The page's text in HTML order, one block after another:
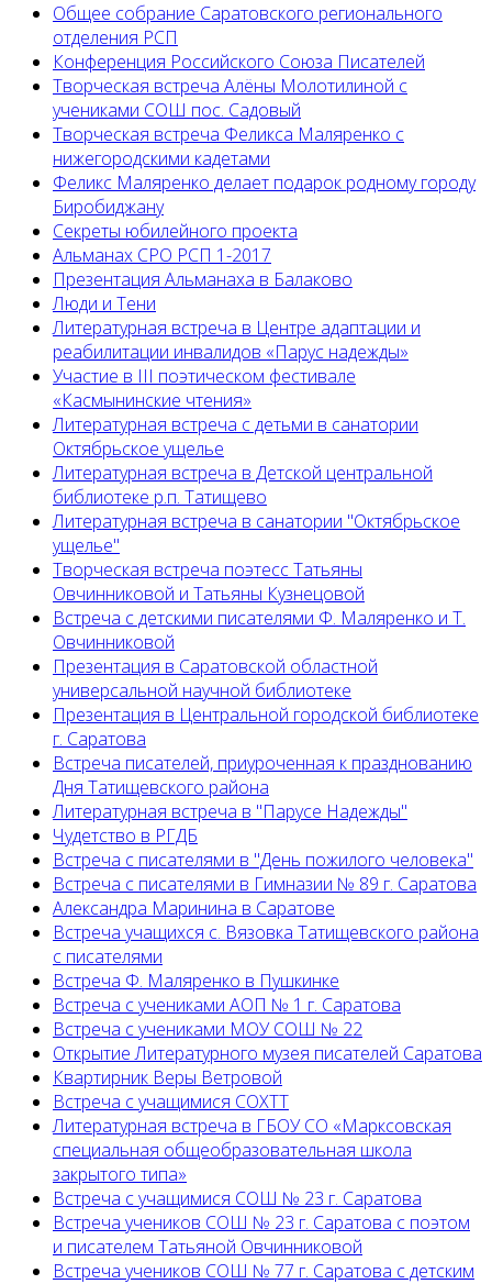
Общее собрание Саратовского регионального
отделения РСП
Конференция Российского Союза Писателей
Творческая встреча Алёны Молотилиной с
учениками СОШ пос. Садовый
Творческая встреча Феликса Маляренко с
нижегородскими кадетами
Феликс Маляренко делает подарок родному городу
Биробиджану
Секреты юбилейного проекта
Альманах СРО РСП 1-2017
Презентация Альманаха в Балаково
Люди и Тени
Литературная встреча в Центре адаптации и
реабилитации инвалидов «Парус надежды»
Участие в III поэтическом фестивале
«Касмынинские чтения»
Литературная встреча с детьми в санатории
Октябрьское ущелье
Литературная встреча в Детской центральной
библиотеке р.п. Татищево
Литературная встреча в санатории "Октябрьское
ущелье"
Творческая встреча поэтесс Татьяны
Овчинниковой и Татьяны Кузнецовой
Встреча с детскими писателями Ф. Маляренко и Т.
Овчинниковой
Презентация в Саратовской областной
универсальной научной библиотеке
Презентация в Центральной городской библиотеке
г. Саратова
Встреча писателей, приуроченная к празднованию
Дня Татищевского района
Литературная встреча в "Парусе Надежды"
Чудетство в РГДБ
Встреча с писателями в "День пожилого человека"
Встреча с писателями в Гимназии № 89 г. Саратова
Александра Маринина в Саратове
Встреча учащихся с. Вязовка Татищевского района
с писателями
Встреча Ф. Маляренко в Пушкинке
Встреча с учениками АОП № 1 г. Саратова
Встреча с учениками МОУ СОШ № 22
Открытие Литературного музея писателей Саратова
Квартирник Веры Ветровой
Встреча с учащимися СОХТТ
Литературная встреча в ГБОУ СО «Марксовская
специальная общеобразовательная школа
закрытого типа»
Встреча с учащимися СОШ № 23 г. Саратова
Встреча учеников СОШ № 23 г. Саратова с поэтом
и писателем Татьяной Овчинниковой
Встреча учеников СОШ № 77 г. Саратова с детским